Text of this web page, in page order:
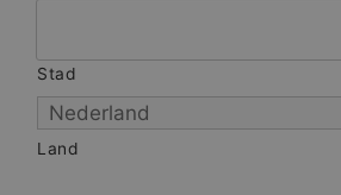
Stad
Land